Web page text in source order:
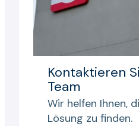
Kontaktieren
Team
Wir helfen Ihnen,
Lösung zu finden.